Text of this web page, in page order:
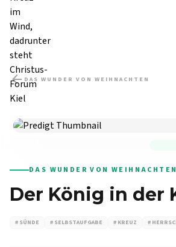
arrow_backDAS WUNDER VON WEIHNACHTEN
DAS WUNDER VON WEIHNACHTEN
Der König in der
# SÜNDE # SELBSTAUFGABE # KREUZ #